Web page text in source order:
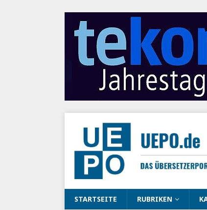
STARTSEITE RUBRIKEN